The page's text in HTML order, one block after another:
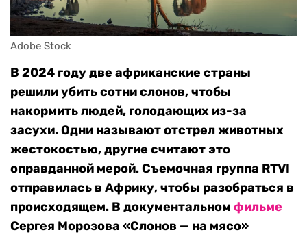
Adobe Stock
В 2024 году две африканские страны
решили убить сотни слонов, чтобы
накормить людей, голодающих из-за
засухи. Одни называют отстрел животных
жестокостью, другие считают это
оправданной мерой. Съемочная группа RTVI
отправилась в Африку, чтобы разобраться в
происходящем. В документальном фильме
Сергея Морозова «Слонов — на мясо»